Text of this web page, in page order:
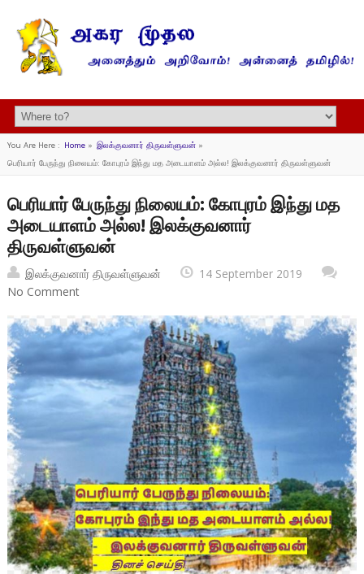
You Are Here : Home» இலக்குவனார் திருவள்ளுவன்»
பெரியார் பேருந்து நிலையம்: கோபுரம் இந்து மத அடையாளம் அல்ல! இலக்குவனார் திருவள்ளுவன்
பெரியார் பேருந்து நிலையம்: கோபுரம் இந்து மத
அடையாளம் அல்ல! இலக்குவனார்
திருவள்ளுவன்
இலக்குவனார் திருவள்ளுவன்
14 September 2019
No Comment